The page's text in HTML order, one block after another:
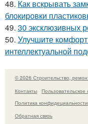
48. Как вскрывать
блокировки
49. 30 эксклюзивных
50. Улучшите комфорт
интеллектуальной
© 2026 Строительство,
Контакты
Пользовательское
Политика конфидециальности
Обратная связь